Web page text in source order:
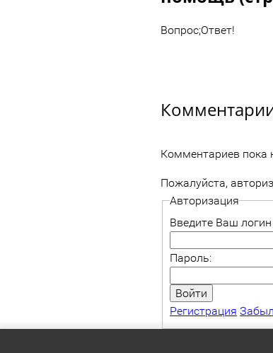
Вопрос;Ответ!
Комментариев пока
Пожалуйста,
Авторизация
Введите Ваш
Пароль:
Регистрация